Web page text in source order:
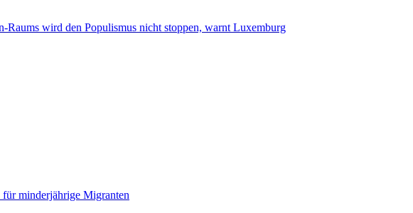
wird den Populismus nicht stoppen, warnt Luxemburg
für minderjährige Migranten